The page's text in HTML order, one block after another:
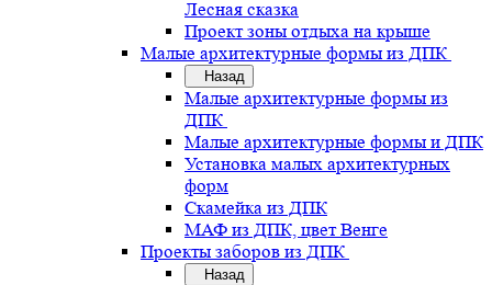
Лесная сказка
Проект зоны отдыха на крыше
Малые архитектурные формы из ДПК
Назад
Малые архитектурные формы из
ДПК
Малые архитектурные формы и ДПК
Установка малых архитектурных
форм
Скамейка из ДПК
МАФ из ДПК, цвет Венге
Проекты заборов из ДПК
Назад